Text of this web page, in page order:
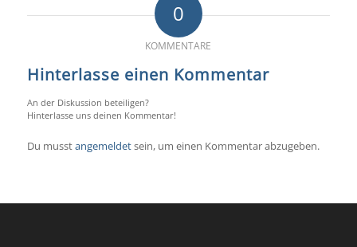
0
KOMMENTARE
Hinterlasse einen Kommentar
An der Diskussion beteiligen?
Hinterlasse uns deinen Kommentar!
Du musstangemeldetsein, um einen Kommentar abzugeben.